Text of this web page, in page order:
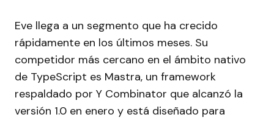
Eve llega a un segmento que ha crecido
rápidamente en los últimos meses. Su
competidor más cercano en el ámbito nativo
de TypeScript es Mastra, un framework
respaldado por Y Combinator que alcanzó la
versión 1.0 en enero y está diseñado para